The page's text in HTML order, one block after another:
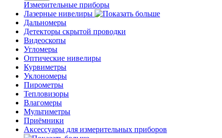
Измерительные приборы
Лазерные нивелиры
Дальномеры
Детекторы скрытой проводки
Видеоскопы
Угломеры
Оптические нивелиры
Курвиметры
Уклономеры
Пирометры
Тепловизоры
Влагомеры
Мультиметры
Приёмники
Аксессуары для измерительных приборов